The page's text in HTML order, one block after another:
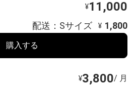
¥11,000
配送：Sサイズ ¥ 1,800
購入する
¥3,800/ 月